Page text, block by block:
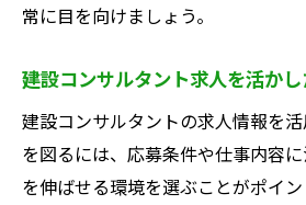
常に目を向けましょう。
建設コンサルタント求人を活か
建設コンサルタントの求人情報を
を図るには、応募条件や仕事内容
を伸ばせる環境を選ぶことがポイ